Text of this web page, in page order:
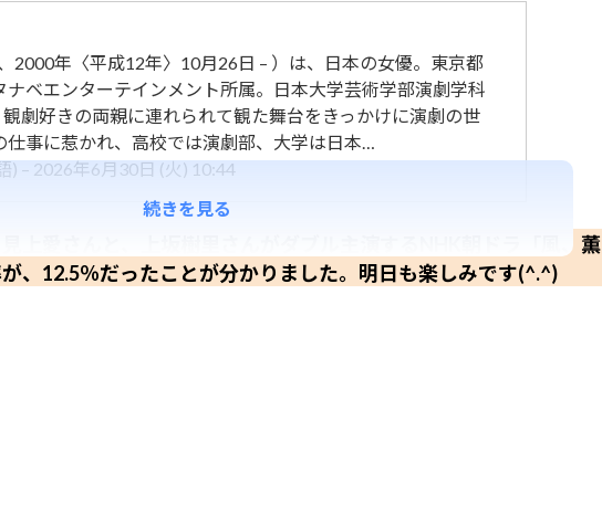
、2000年〈平成12年〉10月26日 – ）は、日本の女優。東京都
ナベエンターテインメント所属。日本大学芸術学部演劇学科
劇好きの両親に連れられて観た舞台をきっかけに演劇の世
事に惹かれ、高校では演劇部、大学は日本…
) – 2026年6月30日 (火) 10:44
愛さんと、上坂樹里さんがダブル主演するNHK朝ドラ「風、薫
、12.5％だったことが分かりました。明日も楽しみです(^.^)
続きを見る